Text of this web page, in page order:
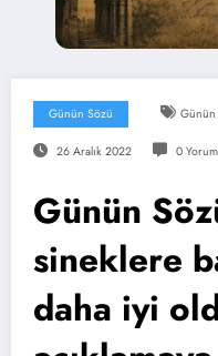
Günün Sözü Günün
26 Aralık 2022 0
Günün
sineklere
daha iyi